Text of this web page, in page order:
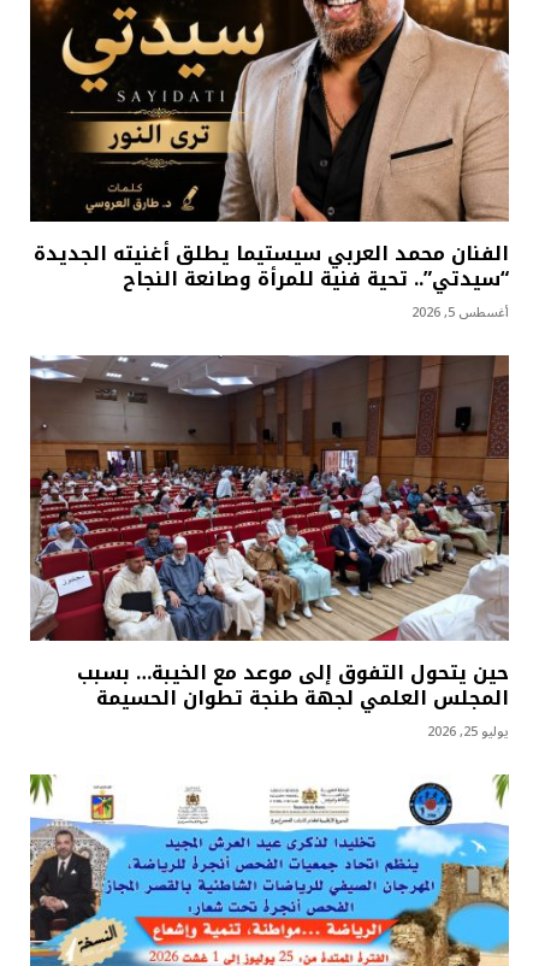
الفنان محمد العربي سيستيما يطلق أغنيته الجديدة
“سيدتي”.. تحية فنية للمرأة وصانعة النجاح
أغسطس 5, 2026
حين يتحول التفوق إلى موعد مع الخيبة… بسبب
المجلس العلمي لجهة طنجة تطوان الحسيمة
يوليو 25, 2026